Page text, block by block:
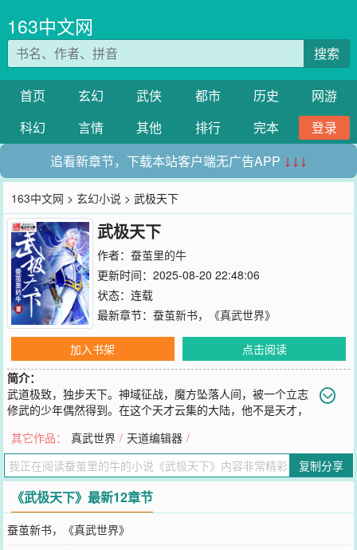
163中文网
搜索
首页 玄幻 武侠 都市 历史
网游
科幻
言情 其他 排行 完本
登录
追看新章节，下载本站客户端无广告APP ↓↓↓
163中文网 >玄幻小说 > 武极天下
武极天下
作者： 蚕茧里的牛
更新时间：2025-08-20 22:48:06
状态：连载
最新章节： 蚕茧新书，《真武世界》
加入书架
点击阅读
简介：
武道极致，独步天下。神域征战，魔方坠落人间，被一个立志
修武的少年偶然得到。在这个天才云集的大陆，他不是天才，
众长，登峰造极。炼药宗师？炼器匠神？铭文师？阵法师？这些都过
时了，真正强悍的生活职业是这片大陆从来没出现过，只有我一人懂
得的职业。
您要是觉得《武极天下 》还不错的话请不要忘记向您QQ群和微博微信
里的朋友推荐哦！
其它作品： 真武世界 / 天道编辑器 /
复制分享
《武极天下》最新12章节
蚕茧新书，《真武世界》